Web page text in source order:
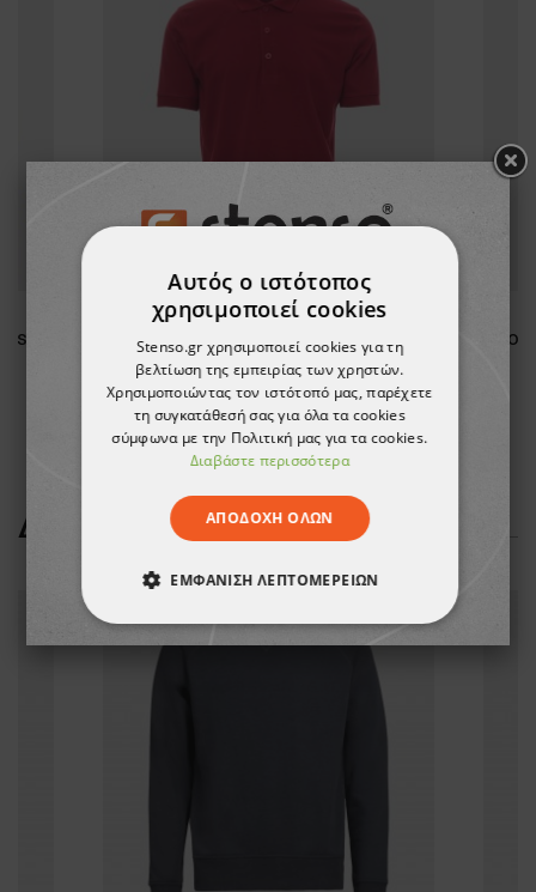
12,28 €
-10%
11,06 €
ΔΕΊΤΕ ΠΕΡΙΣΣΌΤΕΡΑ
Αυτός ο ιστότοπος
χρησιμοποιεί cookies
Stenso.gr χρησιμοποιεί cookies για τη
βελτίωση της εμπειρίας των χρηστών.
Χρησιμοποιώντας τον ιστότοπό μας, παρέχετε
τη συγκατάθεσή σας για όλα τα cookies
σύμφωνα με την Πολιτική μας για τα cookies.
Διαβάστε περισσότερα
ΑΠΟΔΟΧΉ ΌΛΩΝ
ΕΜΦΆΝΙΣΗ ΛΕΠΤΟΜΕΡΕΙΏΝ
ΑΠΟΛΎΤΩΣ ΑΠΑΡΑΊΤΗΤΑ
ΣΤΌΧΕΥΣΗΣ